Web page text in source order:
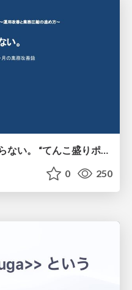
改善しないと、タスクが回らない。 “てんこ盛りポジション” を引き継いだ情シスの、入社3ヶ月の業務改善録
0 250